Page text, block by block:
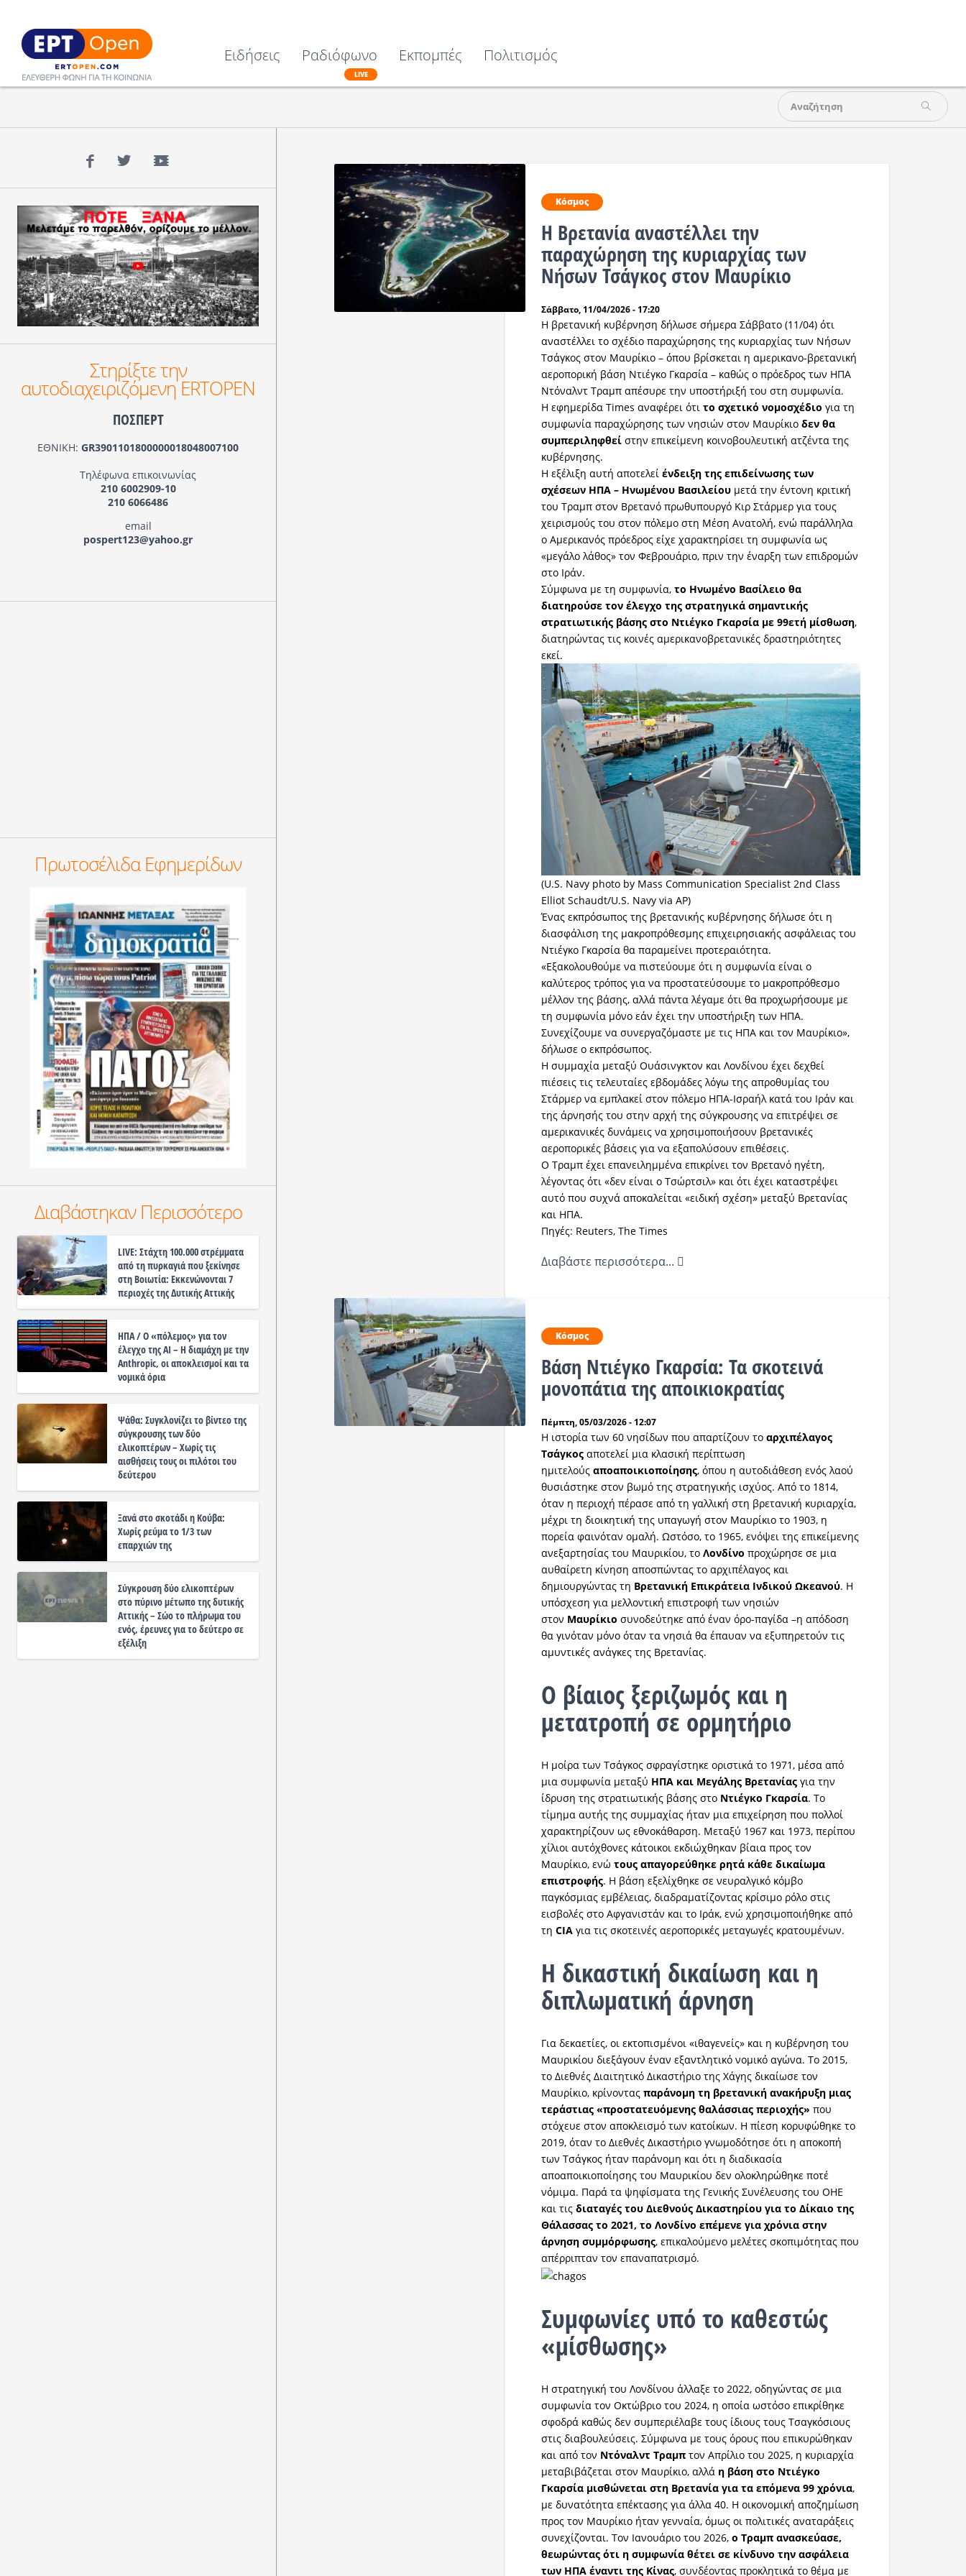
Ειδήσεις Ραδιόφωνο
LIVE
Εκπομπές Πολιτισμός
Κόσμος
Η Βρετανία αναστέλλει την
παραχώρηση της κυριαρχίας των
Νήσων Τσάγκος στον Μαυρίκιο
Σάββατο, 11/04/2026 - 17:20
Η βρετανική κυβέρνηση δήλωσε σήμερα Σάββατο (11/04) ότι
αναστέλλει το σχέδιο παραχώρησης της κυριαρχίας των Νήσων
Τσάγκος στον Μαυρίκιο – όπου βρίσκεται η αμερικανο-βρετανική
αεροπορική βάση Ντιέγκο Γκαρσία – καθώς ο πρόεδρος των ΗΠΑ
Ντόναλντ Τραμπ απέσυρε την υποστήριξή του στη συμφωνία.
Η εφημερίδα Times αναφέρει ότιτο σχετικό νομοσχέδιογια τη
συμφωνία παραχώρησης των νησιών στον Μαυρίκιοδεν θα
συμπεριληφθείστην επικείμενη κοινοβουλευτική ατζέντα της
κυβέρνησης.
Η εξέλιξη αυτή αποτελείένδειξη της επιδείνωσης των
σχέσεων ΗΠΑ – Ηνωμένου Βασιλείου μετά την έντονη κριτική
του Τραμπ στον Βρετανό πρωθυπουργό Κιρ Στάρμερ για τους
χειρισμούς του στον πόλεμο στη Μέση Ανατολή, ενώ παράλληλα
ο Αμερικανός πρόεδρος είχε χαρακτηρίσει τη συμφωνία ως
«μεγάλο λάθος» τον Φεβρουάριο, πριν την έναρξη των επιδρομών
στο Ιράν.
Σύμφωνα με τη συμφωνία,το Ηνωμένο Βασίλειο θα
διατηρούσε τον έλεγχο της στρατηγικά σημαντικής
στρατιωτικής βάσης στο Ντιέγκο Γκαρσία με 99ετή μίσθωση,
διατηρώντας τις κοινές αμερικανοβρετανικές δραστηριότητες
εκεί.
(U.S. Navy photo by Mass Communication Specialist 2nd Class
Elliot Schaudt/U.S. Navy via AP)
Ένας εκπρόσωπος της βρετανικής κυβέρνησης δήλωσε ότι η
διασφάλιση της μακροπρόθεσμης επιχειρησιακής ασφάλειας του
Ντιέγκο Γκαρσία θα παραμείνει προτεραιότητα.
«Εξακολουθούμε να πιστεύουμε ότι η συμφωνία είναι ο
καλύτερος τρόπος για να προστατεύσουμε το μακροπρόθεσμο
μέλλον της βάσης, αλλά πάντα λέγαμε ότι θα προχωρήσουμε με
τη συμφωνία μόνο εάν έχει την υποστήριξη των ΗΠΑ.
Συνεχίζουμε να συνεργαζόμαστε με τις ΗΠΑ και τον Μαυρίκιο»,
δήλωσε ο εκπρόσωπος.
Η συμμαχία μεταξύ Ουάσινγκτον και Λονδίνου έχει δεχθεί
πιέσεις τις τελευταίες εβδομάδες λόγω της απροθυμίας του
Στάρμερ να εμπλακεί στον πόλεμο ΗΠΑ-Ισραήλ κατά του Ιράν και
της άρνησής του στην αρχή της σύγκρουσης να επιτρέψει σε
αμερικανικές δυνάμεις να χρησιμοποιήσουν βρετανικές
αεροπορικές βάσεις για να εξαπολύσουν επιθέσεις.
Ο Τραμπ έχει επανειλημμένα επικρίνει τον Βρετανό ηγέτη,
λέγοντας ότι «δεν είναι ο Τσώρτσιλ» και ότι έχει καταστρέψει
αυτό που συχνά αποκαλείται «ειδική σχέση» μεταξύ Βρετανίας
και ΗΠΑ.
Πηγές: Reuters, The Times
Διαβάστε περισσότερα...
Κόσμος
Βάση Ντιέγκο Γκαρσία: Τα σκοτεινά
μονοπάτια της αποικιοκρατίας
Πέμπτη, 05/03/2026 - 12:07
Η ιστορία των 60 νησίδων που απαρτίζουν τοαρχιπέλαγος
Τσάγκος αποτελεί μια κλασική περίπτωση
ημιτελούςαποαποικιοποίησης, όπου η αυτοδιάθεση ενός λαού
θυσιάστηκε στον βωμό της στρατηγικής ισχύος. Από το 1814,
όταν η περιοχή πέρασε από τη γαλλική στη βρετανική κυριαρχία,
μέχρι τη διοικητική της υπαγωγή στον Μαυρίκιο το 1903, η
πορεία φαινόταν ομαλή. Ωστόσο, το 1965, ενόψει της επικείμενης
ανεξαρτησίας του Μαυρικίου, τοΛονδίνο προχώρησε σε μια
αυθαίρετη κίνηση αποσπώντας το αρχιπέλαγος και
δημιουργώντας τη Βρετανική Επικράτεια Ινδικού Ωκεανού. Η
υπόσχεση για μελλοντική επιστροφή των νησιών
στον Μαυρίκιο συνοδεύτηκε από έναν όρο-παγίδα –η απόδοση
θα γινόταν μόνο όταν τα νησιά θα έπαυαν να εξυπηρετούν τις
αμυντικές ανάγκες της Βρετανίας.
Ο βίαιος ξεριζωμός και η
μετατροπή σε ορμητήριο
Η μοίρα των Τσάγκος σφραγίστηκε οριστικά το 1971, μέσα από
μια συμφωνία μεταξύ ΗΠΑ και Μεγάλης Βρετανίας για την
ίδρυση της στρατιωτικής βάσης στο Ντιέγκο Γκαρσία. Το
τίμημα αυτής της συμμαχίας ήταν μια επιχείρηση που πολλοί
χαρακτηρίζουν ως εθνοκάθαρση. Μεταξύ 1967 και 1973, περίπου
χίλιοι αυτόχθονες κάτοικοι εκδιώχθηκαν βίαια προς τον
Μαυρίκιο, ενώτους απαγορεύθηκε ρητά κάθε δικαίωμα
επιστροφής. Η βάση εξελίχθηκε σε νευραλγικό κόμβο
παγκόσμιας εμβέλειας, διαδραματίζοντας κρίσιμο ρόλο στις
εισβολές στο Αφγανιστάν και το Ιράκ, ενώ χρησιμοποιήθηκε από
τηCIA για τις σκοτεινές αεροπορικές μεταγωγές κρατουμένων.
Η δικαστική δικαίωση και η
διπλωματική άρνηση
Για δεκαετίες, οι εκτοπισμένοι «ιθαγενείς» και η κυβέρνηση του
Μαυρικίου διεξάγουν έναν εξαντλητικό νομικό αγώνα. Το 2015,
το Διεθνές Διαιτητικό Δικαστήριο της Χάγης δικαίωσε τον
Μαυρίκιο, κρίνονταςπαράνομη τη βρετανική ανακήρυξη μιας
τεράστιας «προστατευόμενης θαλάσσιας περιοχής» που
στόχευε στον αποκλεισμό των κατοίκων. Η πίεση κορυφώθηκε το
2019, όταν το Διεθνές Δικαστήριο γνωμοδότησε ότι η αποκοπή
των Τσάγκος ήταν παράνομη και ότι η διαδικασία
αποαποικιοποίησης του Μαυρικίου δεν ολοκληρώθηκε ποτέ
νόμιμα. Παρά τα ψηφίσματα της Γενικής Συνέλευσης του ΟΗΕ
και τιςδιαταγές του Διεθνούς Δικαστηρίου για το Δίκαιο της
Θάλασσας το 2021, το Λονδίνο επέμενε για χρόνια στην
άρνηση συμμόρφωσης, επικαλούμενο μελέτες σκοπιμότητας που
απέρριπταν τον επαναπατρισμό.
Συμφωνίες υπό το καθεστώς
«μίσθωσης»
Η στρατηγική του Λονδίνου άλλαξε το 2022, οδηγώντας σε μια
συμφωνία τον Οκτώβριο του 2024, η οποία ωστόσο επικρίθηκε
σφοδρά καθώς δεν συμπεριέλαβε τους ίδιους τους Τσαγκόσιους
στις διαβουλεύσεις. Σύμφωνα με τους όρους που επικυρώθηκαν
και από τον Ντόναλντ Τραμπ τον Απρίλιο του 2025, η κυριαρχία
μεταβιβάζεται στον Μαυρίκιο, αλλά η βάση στο Ντιέγκο
Γκαρσία μισθώνεται στη Βρετανία για τα επόμενα 99 χρόνια,
με δυνατότητα επέκτασης για άλλα 40. Η οικονομική αποζημίωση
προς τον Μαυρίκιο ήταν γενναία, όμως οι πολιτικές αναταράξεις
συνεχίζονται. Τον Ιανουάριο του 2026,ο Τραμπ ανασκεύασε,
θεωρώντας ότι η συμφωνία θέτει σε κίνδυνο την ασφάλεια
των ΗΠΑ έναντι της Κίνας, συνδέοντας προκλητικά το θέμα με
Facebook
TwitterYouTube
Στηρίξτε την
αυτοδιαχειριζόμενη ERTOPEN
ΠΟΣΠΕΡΤ
ΕΘΝΙΚΗ: GR3901101800000018048007100
Τηλέφωνα επικοινωνίας
210 6002909-10
210 6066486
email
pospert123@yahoo.gr
Πρωτοσέλιδα Εφημερίδων
Διαβάστηκαν Περισσότερο
LIVE: Στάχτη 100.000 στρέμματα
από τη πυρκαγιά που ξεκίνησε
στη Βοιωτία: Εκκενώνονται 7
περιοχές της Δυτικής Αττικής
ΗΠΑ / Ο «πόλεμος» για τον
έλεγχο της ΑΙ – Η διαμάχη με την
Anthropic, οι αποκλεισμοί και τα
νομικά όρια
Ψάθα: Συγκλονίζει το βίντεο της
σύγκρουσης των δύο
ελικοπτέρων – Χωρίς τις
αισθήσεις τους οι πιλότοι του
δεύτερου
Ξανά στο σκοτάδι η Κούβα:
Χωρίς ρεύμα το 1/3 των
επαρχιών της
Σύγκρουση δύο ελικοπτέρων
στο πύρινο μέτωπο της δυτικής
Αττικής – Σώο το πλήρωμα του
ενός, έρευνες για το δεύτερο σε
εξέλιξη